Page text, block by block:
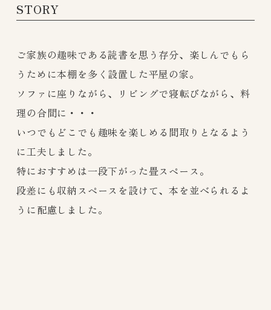
STORY
ご家族の趣味である読書を思う存分、楽しんでもら
うために本棚を多く設置した平屋の家。
ソファに座りながら、リビングで寝転びながら、料
理の合間に・・・
いつでもどこでも趣味を楽しめる間取りとなるよう
に工夫しました。
特におすすめは一段下がった畳スペース。
段差にも収納スペースを設けて、本を並べられるよ
うに配慮しました。